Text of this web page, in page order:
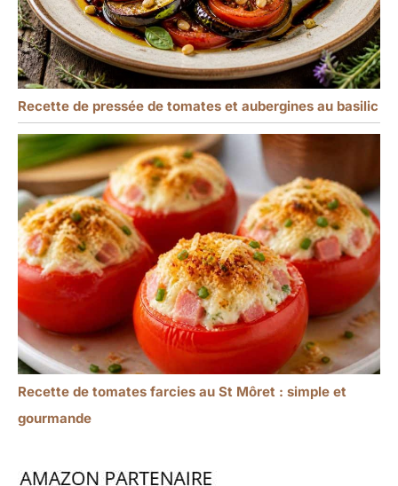
Recette de pressée de tomates et aubergines au basilic
Recette de tomates farcies au St Môret : simple et
gourmande